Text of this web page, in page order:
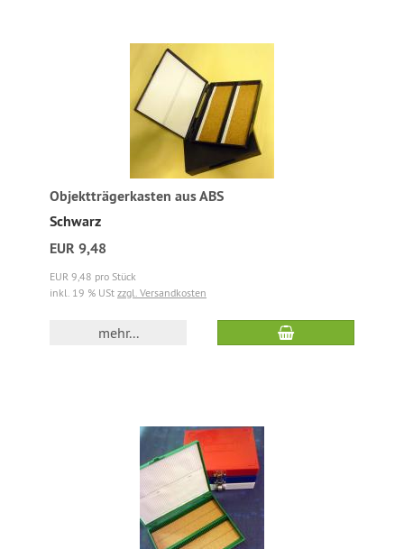
Objektträgerkasten aus ABS
Schwarz
EUR 9,48
EUR 9,48 pro Stück
inkl. 19 % USt zzgl. Versandkosten
mehr...